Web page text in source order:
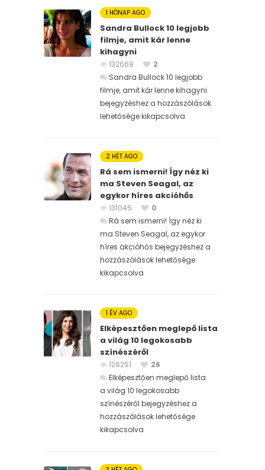
1 HÓNAP AGO
Sandra Bullock 10 legjobb
filmje, amit kár lenne
kihagyni
132669
2
Sandra Bullock 10 legjobb
filmje, amit kár lenne kihagyni
bejegyzéshez a hozzászólások
lehetősége kikapcsolva
2 HÉT AGO
Rá sem ismerni! Így néz ki
ma Steven Seagal, az
egykor híres akcióhős
131045
0
Rá sem ismerni! Így néz ki
ma Steven Seagal, az egykor
híres akcióhős bejegyzéshez a
hozzászólások lehetősége
kikapcsolva
1 ÉV AGO
Elképesztően meglepő lista
a világ 10 legokosabb
színészéről
126251
26
Elképesztően meglepő lista
a világ 10 legokosabb
színészéről bejegyzéshez a
hozzászólások lehetősége
kikapcsolva